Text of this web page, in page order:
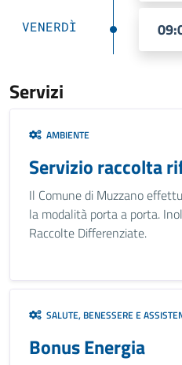
VENERDÌ
Servizi
AMBIENTE
Servizio raccolta
Il Comune di Muzzano
la modalità porta a porta.
Raccolte Differenziate.
SALUTE, BENESSERE E
Bonus Energia